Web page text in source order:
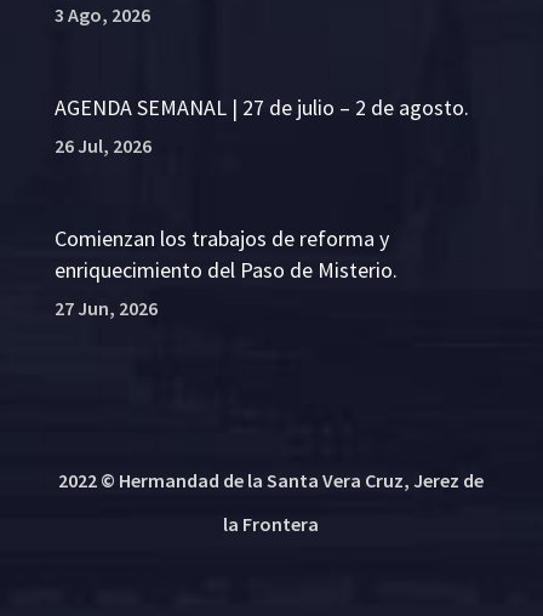
3 Ago, 2026
AGENDA SEMANAL | 27 de julio – 2 de agosto.
26 Jul, 2026
Comienzan los trabajos de reforma y
enriquecimiento del Paso de Misterio.
27 Jun, 2026
2022 © Hermandad de la Santa Vera Cruz, Jerez de
la Frontera